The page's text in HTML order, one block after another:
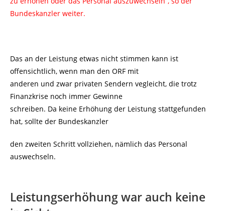
Bundeskanzler weiter.
Das an der Leistung etwas nicht stimmen kann ist
offensichtlich, wenn man den ORF mit
anderen und zwar privaten Sendern vegleicht, die trotz
Finanzkrise noch immer Gewinne
schreiben. Da keine Erhöhung der Leistung stattgefunden
hat, sollte der Bundeskanzler
den zweiten Schritt vollziehen, nämlich das Personal
auswechseln.
Leistungserhöhung war auch keine